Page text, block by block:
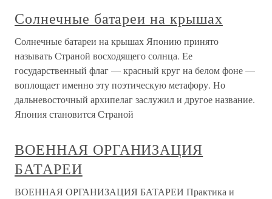
Солнечные батареи на крышах
Солнечные батареи на крышах Японию принято
называть Страной восходящего солнца. Ее
государственный флаг — красный круг на белом фоне —
воплощает именно эту поэтическую метафору. Но
дальневосточный архипелаг заслужил и другое название.
Япония становится Страной
ВОЕННАЯ ОРГАНИЗАЦИЯ
БАТАРЕИ
ВОЕННАЯ ОРГАНИЗАЦИЯ БАТАРЕИ Практика и